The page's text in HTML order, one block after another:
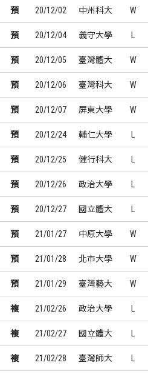
預 20/12/02 中州科大 W
預 20/12/04 義守大學
預 20/12/05 臺灣體大 W
預 20/12/06 臺灣科大 W
預 20/12/07 屏東大學 W
預 20/12/24 輔仁大學
預 20/12/25 健行科大
預 20/12/26 政治大學
預 20/12/27 國立體大
預 21/01/27 中原大學 W
預 21/01/28 北市大學 W
預 21/01/29 臺灣藝大 W
複 21/02/26 政治大學
複 21/02/27 國立體大
複 21/02/28 臺灣師大